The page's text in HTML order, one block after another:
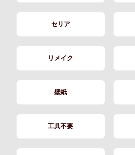
セリア
リメイク
壁紙
工具不要